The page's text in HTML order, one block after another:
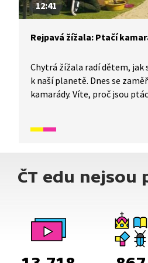
12:41
Rejpavá žížala: Ptačí
Chytrá žížala radí dětem, jak
k naší planetě. Dnes se
kamarády. Víte, proč jsou
umístit? O tom všem si
ČT edu nejsou